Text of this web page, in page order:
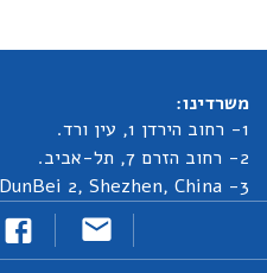
משרדינו:
1- רחוב הירדן 1, עין ורד.
2- רחוב הזרם 7, תל-אביב.
3- DunBei 2, Shezhen, China